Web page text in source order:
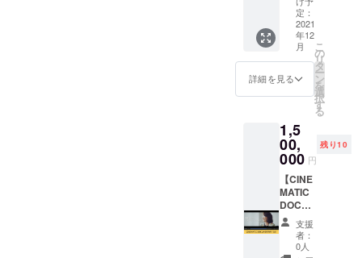
Web広
告での
流入数
経緯な
どの基
礎情報
れに加
えてサ
イトの
SEOや
CVRの
課題を
簡易的
にご提
案(1
ページ
HYPER
PROFIL
Eの
Instagr
amに掲
載させ
https://
www.in
stagra
m.com/
hyper_
profile/
※名刺印
刷300枚
込みの
お値段
～1000
文字程
度のプ
フィー
ル文章
を作成
いたし
自分で
はなか
なかう
まく表
現でき
ない
パーソ
ナルブ
ラン
ディン
定：
2021
年12
月
詳細を見る
こ
の
リ
タ
ー
ン
を
選
択
す
る
1,5
00,
000 円
残り10
【CINE
MATIC
DOCU
MENTA
RY】 約
5分の企
支援
者：
0人